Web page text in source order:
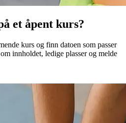
et åpent kurs?
kurs og finn datoen som passer
innholdet, ledige plasser og melde